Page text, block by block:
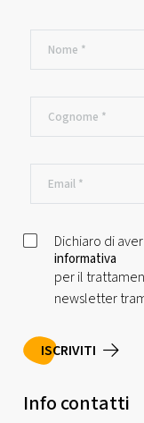
Dichiaro di
informativa
per il
newsletter
ISCRIVITI
Info contatti